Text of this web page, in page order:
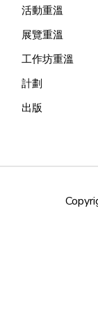
活動重溫
展覽重溫
工作坊重溫
計劃
出版